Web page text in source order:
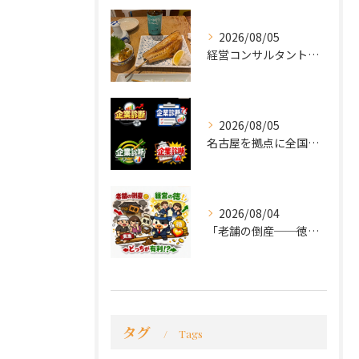
2026/08/05
経営コンサルタントのモーちゃん・毛利京申です。
2026/08/05
名古屋を拠点に全国で活動する 経営コンサルタントの 毛利京申...
2026/08/04
「老舗の倒産──徳が会社を救うか、沈めるか」
タグ Tags